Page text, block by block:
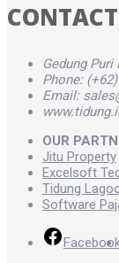
Gedung
Phone:
Email:
OUR
Jitu Property
Excelsoft
Tidung
Software